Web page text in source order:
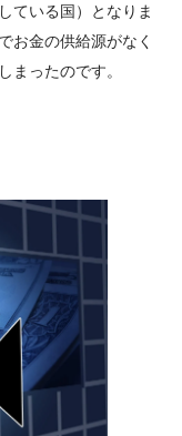
ている国）となりま
お金の供給源がなく
まったのです。